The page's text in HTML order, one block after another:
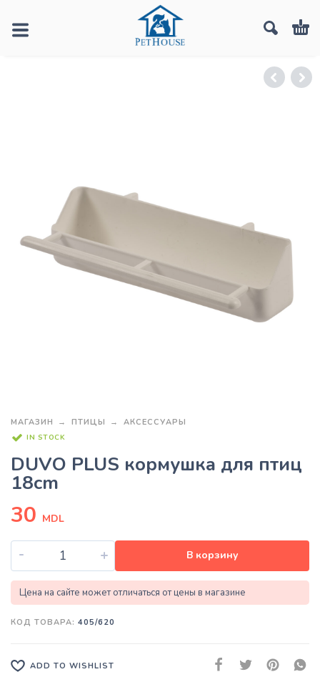
МАГАЗИН ПТИЦЫ АКСЕССУАРЫ
IN STOCK
DUVO PLUS кормушка для птиц
18cm
30 MDL
- + В корзину
Цена на сайте может отличаться от цены в магазине
КОД ТОВАРА: 405/620
ADD TO WISHLIST